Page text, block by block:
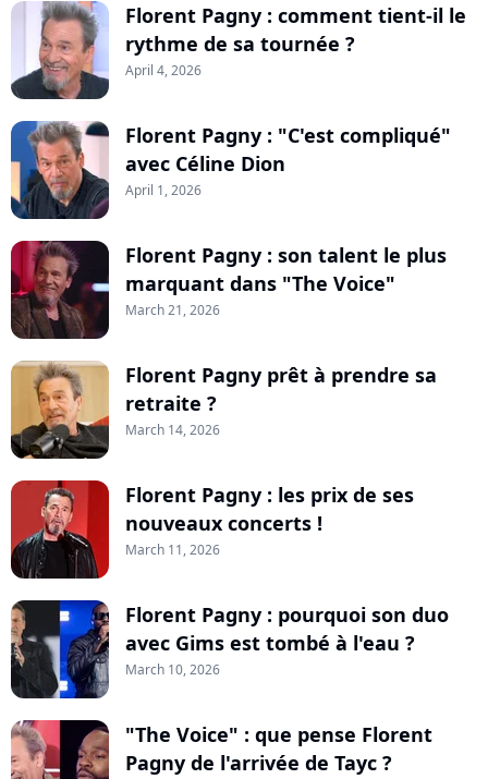
Florent Pagny : comment tient-il le
rythme de sa tournée ?
April 4, 2026
Florent Pagny : "C'est compliqué"
avec Céline Dion
April 1, 2026
Florent Pagny : son talent le plus
marquant dans "The Voice"
March 21, 2026
Florent Pagny prêt à prendre sa
retraite ?
March 14, 2026
Florent Pagny : les prix de ses
nouveaux concerts !
March 11, 2026
Florent Pagny : pourquoi son duo
avec Gims est tombé à l'eau ?
March 10, 2026
"The Voice" : que pense Florent
Pagny de l'arrivée de Tayc ?